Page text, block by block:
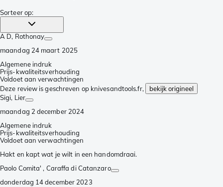
Sorteer op:
A D, Rothonay
maandag 24 maart 2025
Algemene indruk
Prijs-kwaliteitsverhouding
Voldoet aan verwachtingen
Deze review is geschreven op knivesandtools.fr,
bekijk origineel
Sigi, Lier
maandag 2 december 2024
Algemene indruk
Prijs-kwaliteitsverhouding
Voldoet aan verwachtingen
Hakt en kapt wat je wilt in een handomdraai.
Paolo Comita' , Caraffa di Catanzaro
donderdag 14 december 2023